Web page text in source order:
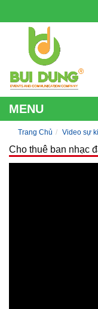
MENU
Trang Chủ Video sự
Cho thuê ban nhạc